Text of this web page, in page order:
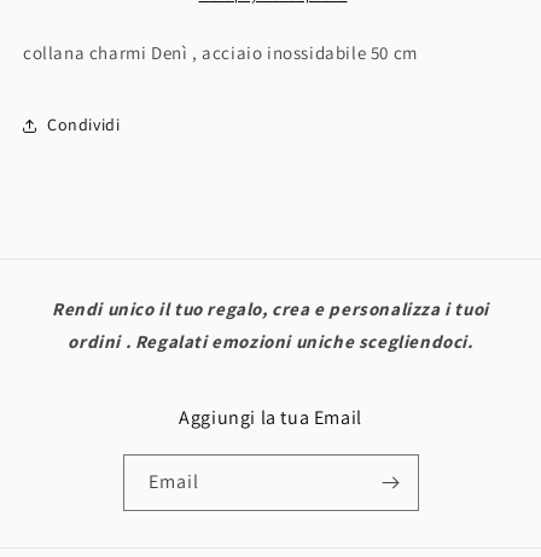
collana charmi Denì , acciaio inossidabile 50 cm
Condividi
Rendi unico il tuo regalo, crea e personalizza i tuoi
ordini . Regalati emozioni uniche scegliendoci.
Aggiungi la tua Email
Email